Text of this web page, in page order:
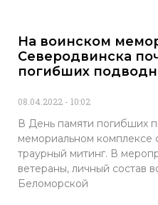
На воинском
Северодвинска
погибших
08.04.2022 10:02
В День памяти погибших
мемориальном комплексе
траурный митинг. В
ветераны, личный состав
Беломорской